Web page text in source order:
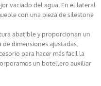
vaciado del agua. En el lateral
con una pieza de silestone
abatible y proporcionan un
dimensiones ajustadas.
para hacer más facil la
un botellero auxiliar